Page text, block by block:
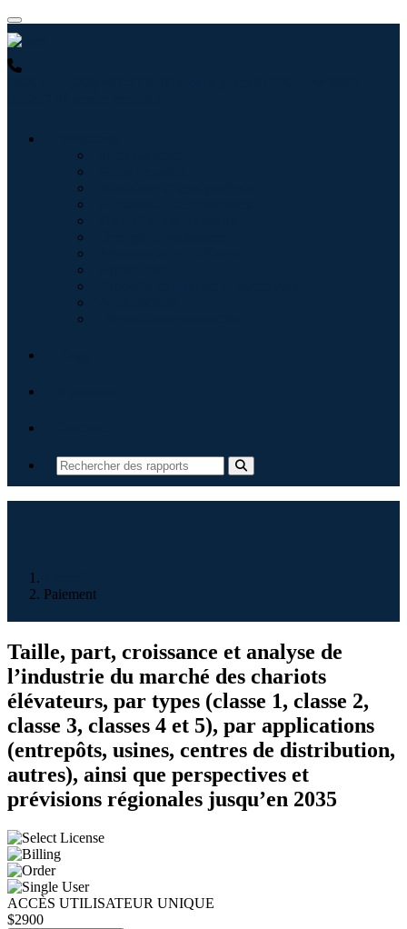
Paiement
Taille, part, croissance et analyse de
l’industrie du marché des chariots
élévateurs, par types (classe 1, classe 2,
classe 3, classes 4 et 5), par applications
(entrepôts, usines, centres de distribution,
autres), ainsi que perspectives et
prévisions régionales jusqu’en 2035
ACCÈS UTILISATEUR UNIQUE
$2900